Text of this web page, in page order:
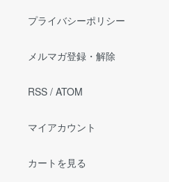
プライバシーポリシー
メルマガ登録・解除
RSS / ATOM
マイアカウント
カートを見る